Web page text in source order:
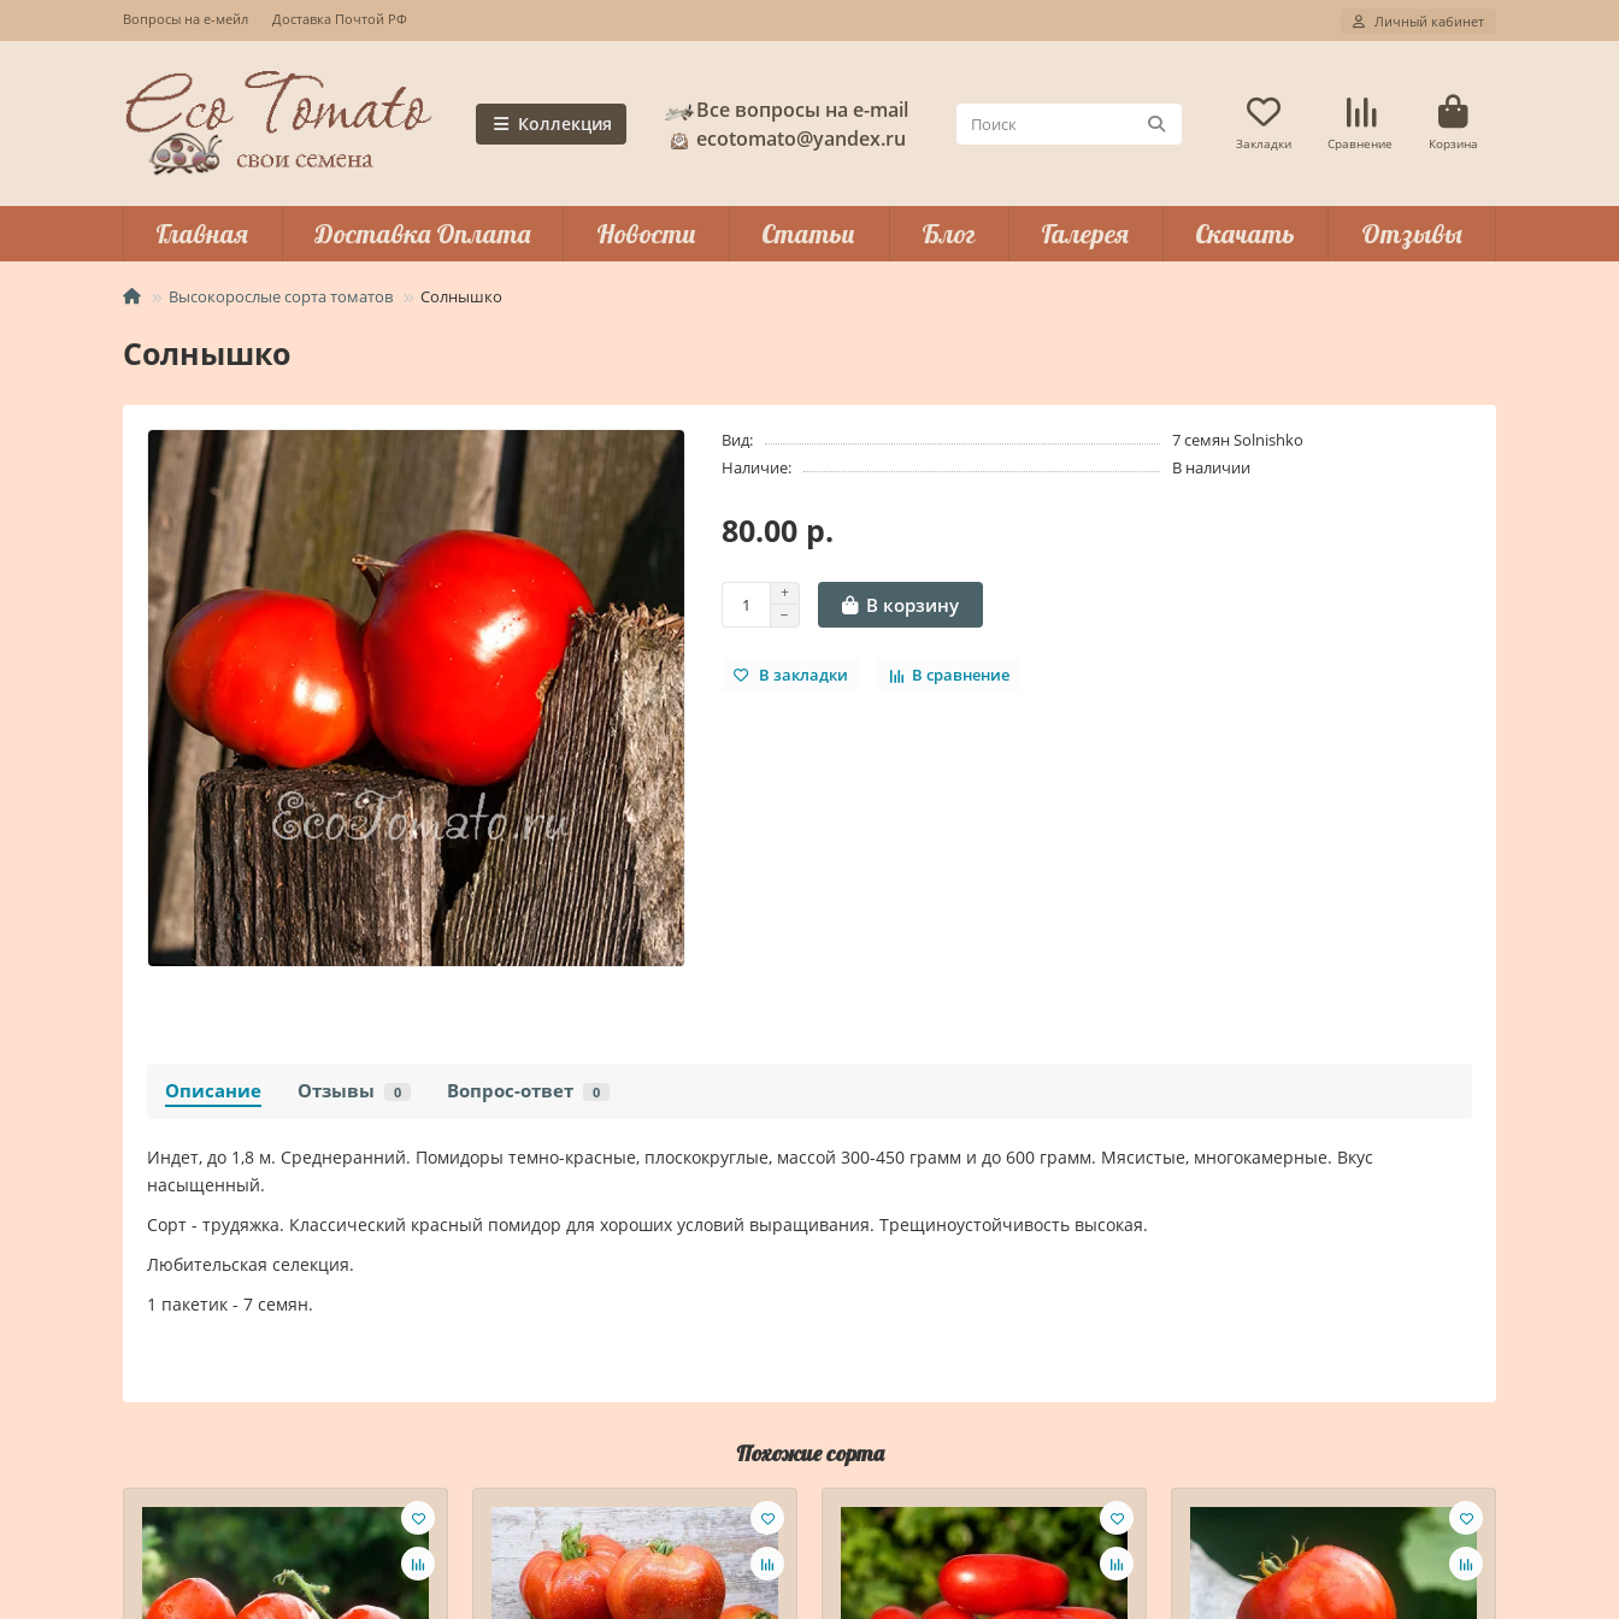
Вопросы на е-мейл Доставка Почтой РФ Личный кабинет
Коллекция
Все вопросы на e-mail
ecotomato@yandex.ru
Закладки Сравнение Корзина
Главная Доставка Оплата Новости Статьи Блог Галерея Скачать Отзывы
Высокорослые сорта томатов Солнышко
Солнышко
Вид:
7 семян Solnishko
Наличие:
В наличии
80.00 р.
В корзину
В закладки В сравнение
Описание Отзывы 0 Вопрос-ответ 0
Индет, до 1,8 м. Среднеранний. Помидоры темно-красные, плоскокруглые, массой 300-450 грамм и до 600 грамм. Мясистые, многокамерные. Вкус
насыщенный.
Сорт - трудяжка. Классический красный помидор для хороших условий выращивания. Трещиноустойчивость высокая.
Любительская селекция.
1 пакетик - 7 семян.
Похожие сорта